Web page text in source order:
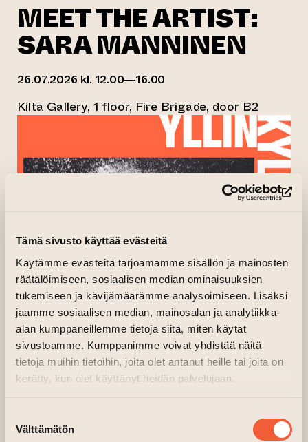
Tämä sivusto käyttää evästeitä
Käytämme evästeitä tarjoamamme sisällön ja mainosten
räätälöimiseen, sosiaalisen median ominaisuuksien
tukemiseen ja kävijämäärämme analysoimiseen. Lisäksi
jaamme sosiaalisen median, mainosalan ja analytiikka-
alan kumppaneillemme tietoja siitä, miten käytät
sivustoamme. Kumppanimme voivat yhdistää näitä
tietoja muihin tietoihin, joita olet antanut heille tai joita on
kerätty, kun olet käyttänyt heidän palvelujaan.
valinta
Välttämätön
MEET THE ARTIST:
SARA MANNINEN
26.07.2026 kl. 12.00—16.00
Kilta Gallery, 1 floor, Fire Brigade, door B2